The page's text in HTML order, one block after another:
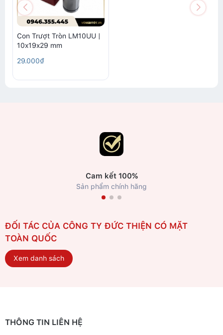
Con Trượt Tròn LM10UU |
10x19x29 mm
29.000₫
Cam kết 100%
Sản phẩm chính hãng
ĐỐI TÁC CỦA CÔNG TY ĐỨC THIỆN CÓ MẶT
TOÀN QUỐC
Xem danh sách
THÔNG TIN LIÊN HỆ